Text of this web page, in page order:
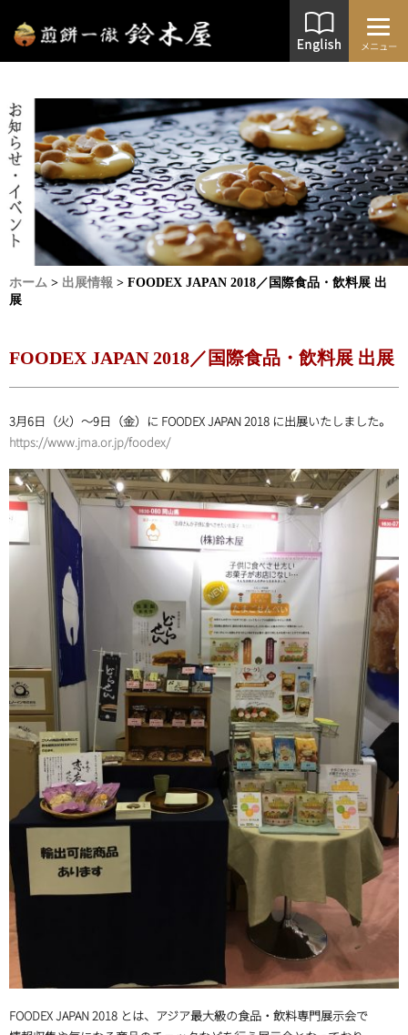
ホーム > 出展情報 > FOODEX JAPAN 2018／国際食品・飲料展 出
展
FOODEX JAPAN 2018／国際食品・飲料展 出展
3月6日（火）～9日（金）に FOODEX JAPAN 2018 に出展いたしました。
https://www.jma.or.jp/foodex/
FOODEX JAPAN 2018 とは、アジア最大級の食品・飲料専門展示会で